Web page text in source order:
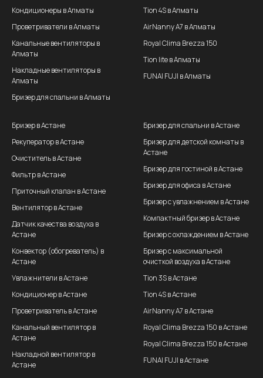
Кондиционеры в Алматы
Проветриватели в Алматы
Канальные вентиляторы в
Алматы
Накладные вентиляторы в
Алматы
Бризер для спальни в Алматы
Tion 4S в Алматы
AirNanny A7 в Алматы
Royal Clima Brezza 150
Tion lite в Алматы
FUNAI FUJI в Алматы
Бризер в Астане
Рекуператор в Астане
Очиститель в Астане
Фильтр в Астане
Приточный клапан в Астане
Вентилятор в Астане
Датчик качества воздуха в
Астане
Конвектор (обогреватель) в
Астане
Увлажнители в Астане
Кондиционер в Астане
Проветриватель в Астане
Канальный вентилятор в
Астане
Накладной вентилятор в
Астане
Бризер для спальни в Астане
Бризер для детской комнаты в
Астане
Бризер для гостиной в Астане
Бризер для офиса в Астане
Бризер с увлажнением в Астане
Компактный бризер в Астане
Бризер с охлаждением в Астане
Бризер с максимальной
очисткой воздуха в Астане
Tion 3S в Астане
Tion 4S в Астане
AirNanny A7 в Астане
Royal Clima Brezza 150 в Астане
Royal Clima Brezza 150 в Астане
FUNAI FUJI в Астане